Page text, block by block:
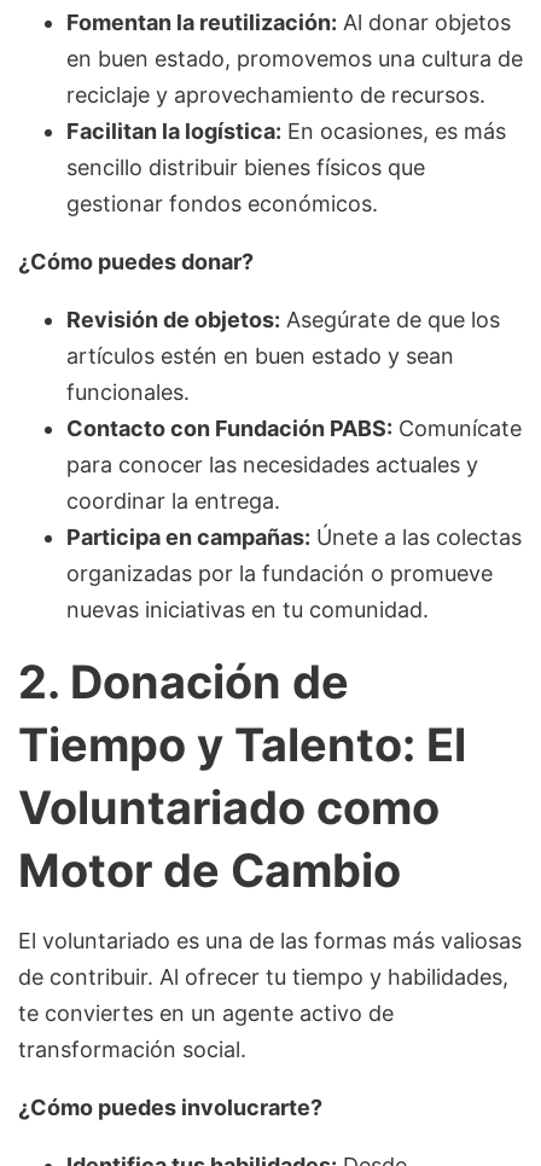
Fomentan la reutilización: Al donar objetos
en buen estado, promovemos una cultura de
reciclaje y aprovechamiento de recursos.
Facilitan la logística: En ocasiones, es más
sencillo distribuir bienes físicos que
gestionar fondos económicos.
¿Cómo puedes donar?
Revisión de objetos: Asegúrate de que los
artículos estén en buen estado y sean
funcionales.
Contacto con Fundación PABS: Comunícate
para conocer las necesidades actuales y
coordinar la entrega.
Participa en campañas: Únete a las colectas
organizadas por la fundación o promueve
nuevas iniciativas en tu comunidad.
2. Donación de
Tiempo y Talento: El
Voluntariado como
Motor de Cambio
El voluntariado es una de las formas más valiosas
de contribuir. Al ofrecer tu tiempo y habilidades,
te conviertes en un agente activo de
transformación social.
¿Cómo puedes involucrarte?